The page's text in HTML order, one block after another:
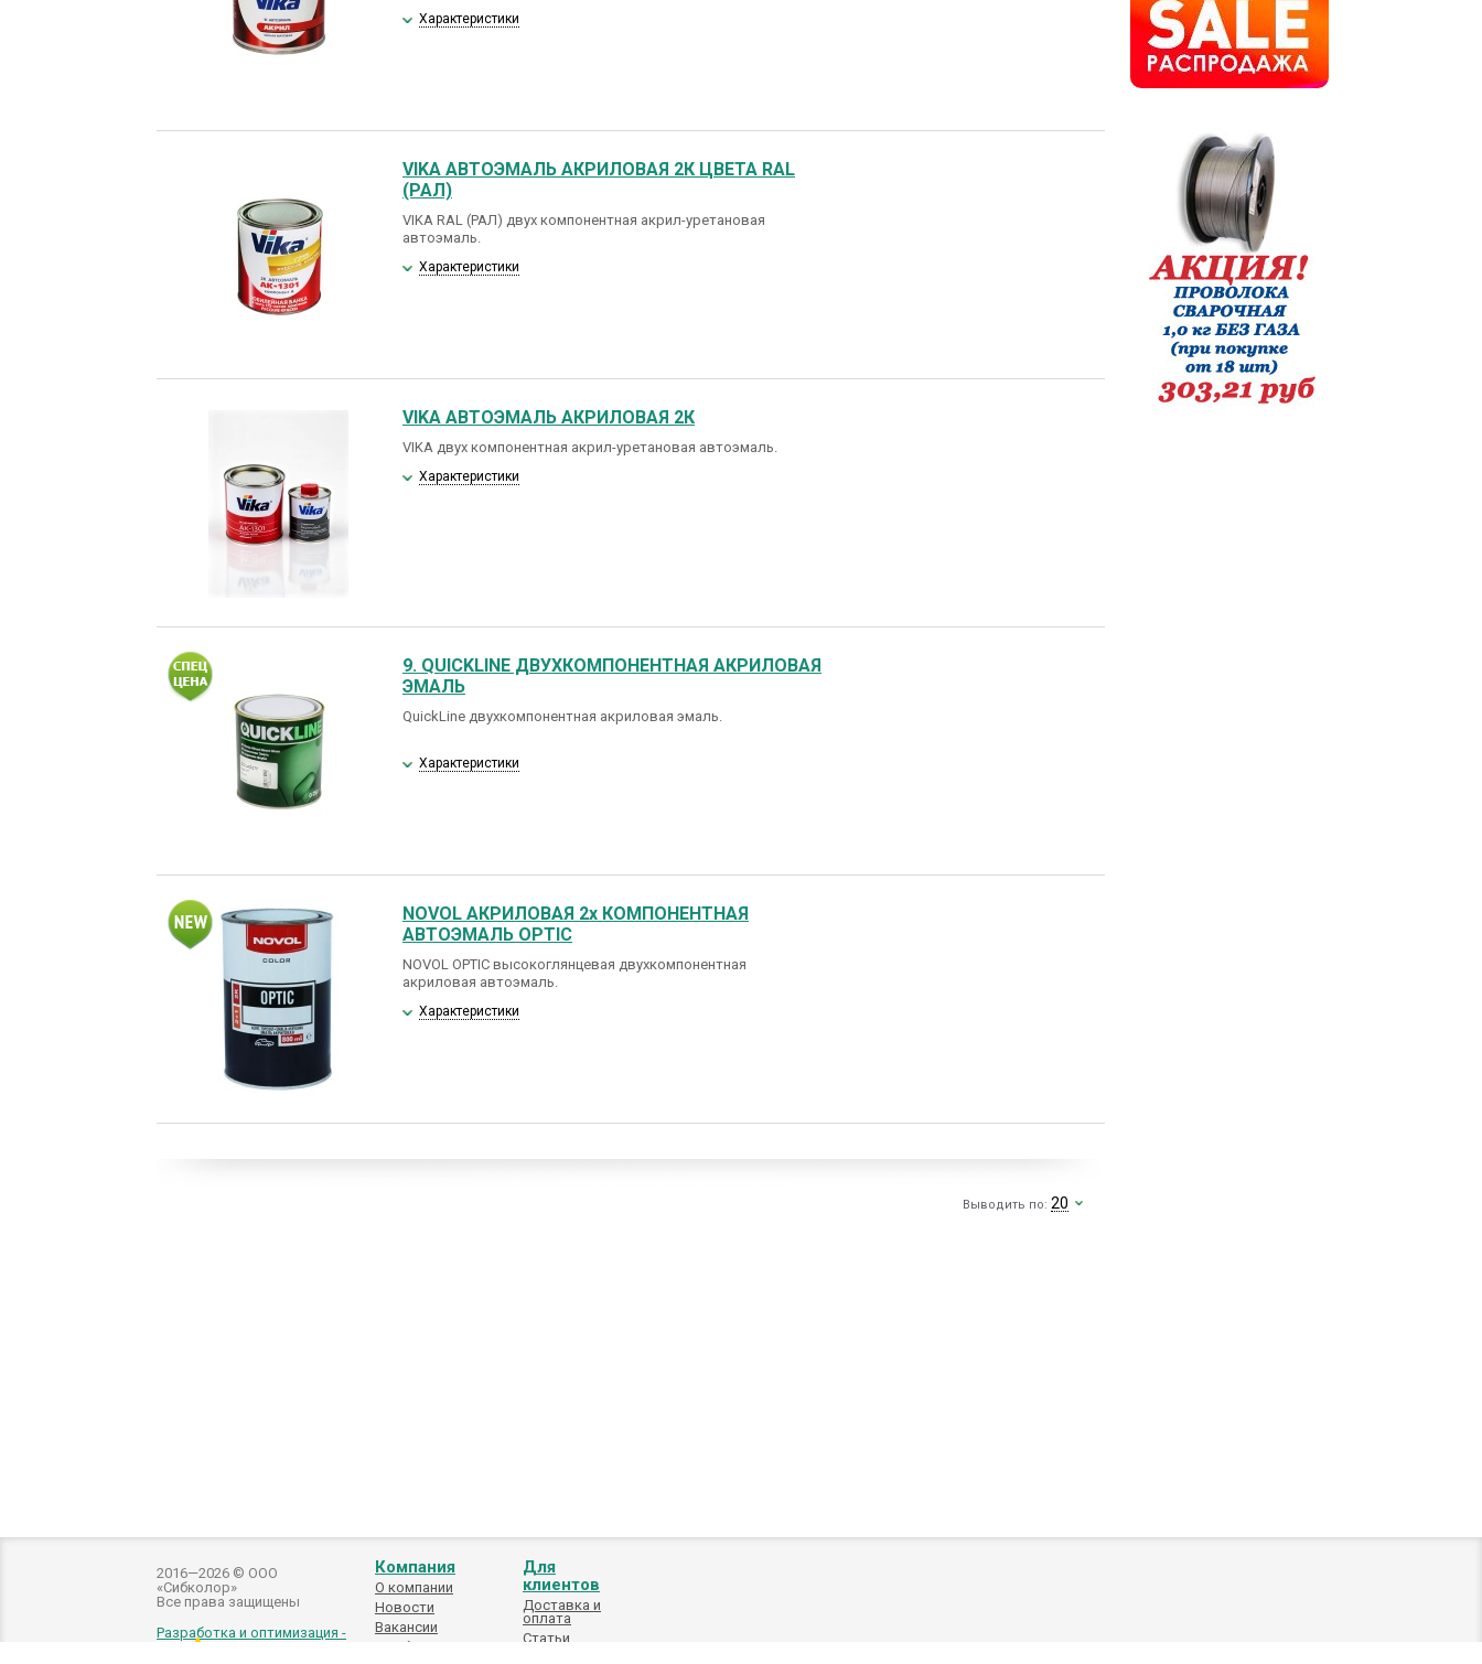
Характеристики
VIKA АВТОЭМАЛЬ АКРИЛОВАЯ 2К ЦВЕТА RAL
(РАЛ)
VIKA RAL (РАЛ) двух компонентная акрил-уретановая
автоэмаль.
Характеристики
VIKA АВТОЭМАЛЬ АКРИЛОВАЯ 2К
VIKA двух компонентная акрил-уретановая автоэмаль.
Характеристики
9. QUICKLINE ДВУХКОМПОНЕНТНАЯ АКРИЛОВАЯ
ЭМАЛЬ
QuickLine двухкомпонентная акриловая эмаль.
Характеристики
NOVOL АКРИЛОВАЯ 2х КОМПОНЕНТНАЯ
АВТОЭМАЛЬ OPTIC
NOVOL OPTIC высокоглянцевая двухкомпонентная
акриловая автоэмаль.
Характеристики
Выводить по: 20
2016—2026 © ООО
«Сибколор»
Все права защищены
Разработка и оптимизация -
Компания
О компании
Новости
Вакансии
Подбор
Для
клиентов
Доставка и
оплата
Статьи